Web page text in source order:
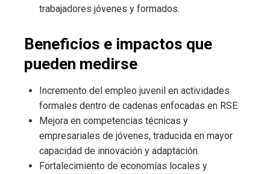
trabajadores jóvenes y formados.
Beneficios e impactos que
pueden medirse
Incremento del empleo juvenil en actividades
formales dentro de cadenas enfocadas en RSE.
Mejora en competencias técnicas y
empresariales de jóvenes, traducida en mayor
capacidad de innovación y adaptación.
Fortalecimiento de economías locales y